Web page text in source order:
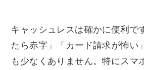
キャッシュレスは確かに便利で
たら赤字」「カード請求が怖い
も少なくありません。特にスマ